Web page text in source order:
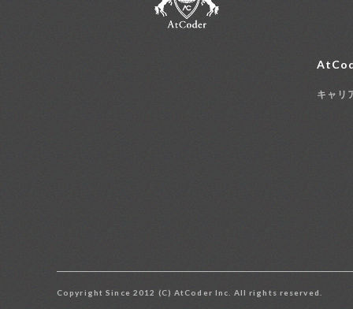
キャリ
Copyright Since 2012 (C) AtCoder Inc. All rights reserved.